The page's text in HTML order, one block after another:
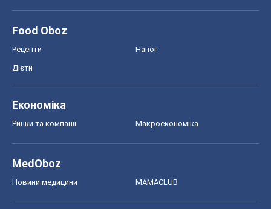
Food Oboz
Рецепти Напої
Дієти
Економіка
Ринки та компанії Макроекономіка
MedOboz
Новини медицини MAMACLUB